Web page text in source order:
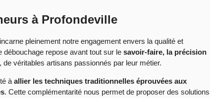
à Profondeville
incarne pleinement notre engagement envers la qualité et
débouchage repose avant tout sur le savoir-faire, la précision
véritables artisans passionnés par leur métier.
àallier les techniques traditionnelles éprouvées aux
. Cette complémentarité nous permet de proposer des solutions